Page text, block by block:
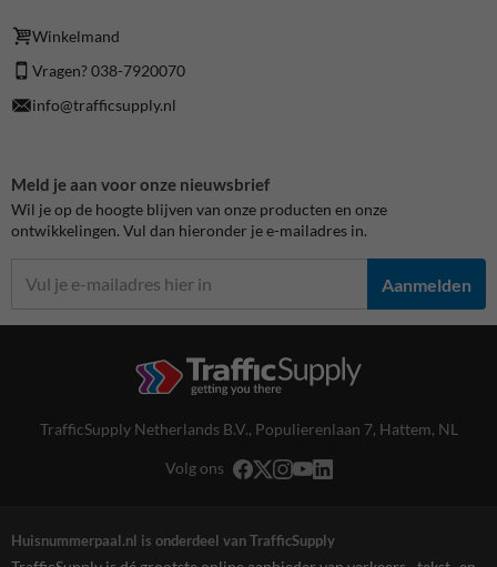
Winkelmand
Vragen? 038-7920070
info@trafficsupply.nl
Meld je aan voor onze nieuwsbrief
Wil je op de hoogte blijven van onze producten en onze
ontwikkelingen. Vul dan hieronder je e-mailadres in.
Aanmelden
TrafficSupply Netherlands B.V., Populierenlaan 7, Hattem, NL
Volg ons
Huisnummerpaal.nl is onderdeel van TrafficSupply